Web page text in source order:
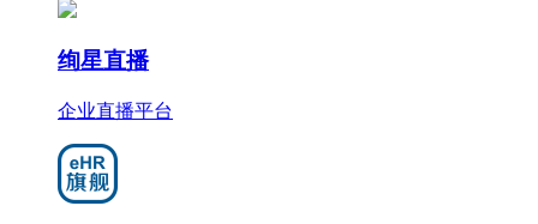
绚星直播
企业直播平台